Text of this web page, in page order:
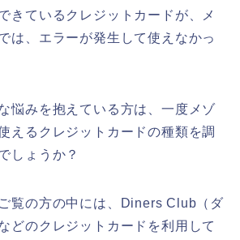
きているクレジットカードが、メ
は、エラーが発生して使えなかっ
悩みを抱えている方は、一度メゾ
えるクレジットカードの種類を調
しょうか？
覧の方の中には、Diners Club（ダ
どのクレジットカードを利用して